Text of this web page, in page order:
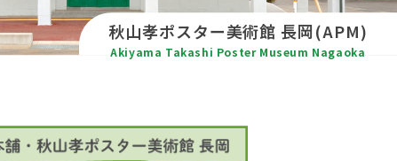
秋山孝ポスター美術館 長岡(APM)
Akiyama Takashi Poster Museum Nagaoka